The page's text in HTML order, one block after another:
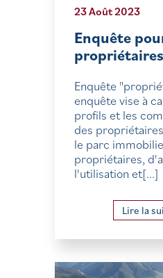
23 Août 2023
Enquête
Enquête
enquête vise à
profils et les
des
le parc
propriétaires,
l'utilisation et[...]
Lire la